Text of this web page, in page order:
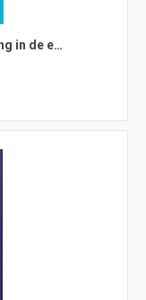
in de e…